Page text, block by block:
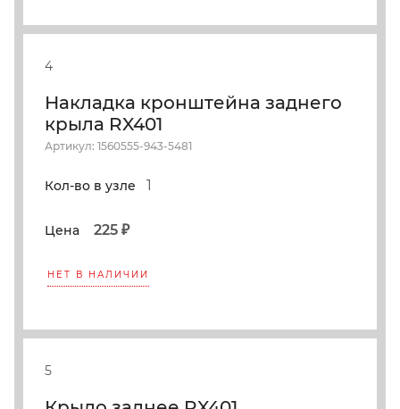
4
Накладка кронштейна заднего
крыла RX401
Артикул: 1560555-943-5481
Кол-во в узле 1
Цена 225 ₽
НЕТ В НАЛИЧИИ
5